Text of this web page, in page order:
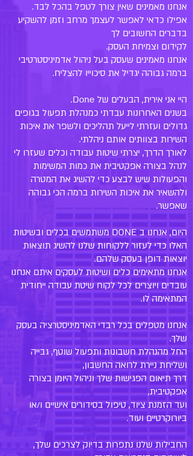
אנחנו מאמינים שאין צורך לטפל בהכל לבד.
אפילו כדאי לאפשר לעצמך מרחב וזמן להשקיע
בדברים החשובים לך
לקידום וצמיחת העסק.
אנחנו מאמינים שעסק בעל ניהול אדמיניסטרטיבי
ברמה גבוהה יגדיל את סיכוייו להצליח.
היי אני אירית, הבעלים של Done.
בשנים האחרונות עבדתי כמנהלת תפעול בגופים
גדולים ועזרתי לייעל תהליכים ולשפר את איכות
השירות בצוותים אותם ניהלתי.
לאורך הדרך, יצרתי שיטות עבודה וכלים שעזרו לי
לנהל בצורה אפקטיבית את כמות המשימות
והפעולות שיש לבצע כדי להשיג את המטרה
ולהשאיר את איכות השירות ברמה הכי גבוהה
שאפשר.
היום, אנחנו ב DONE משתמשים בכלים ובשיטות
האלו כדי לעזור ללקוחות שלנו להשיג תוצאות
יוצאות דופן בעסק שלהם.
אנחנו מתאימים כלים ושיטות לעסקים איתם אנחנו
עובדים ויוצרים לכל לקוח שיטת עבודה ייחודית
המתאימה לו.
אנחנו מטפלים בכל רבדי האדמיניסטרציה בעסק
שלך.
החל מהנהלת חשבונות ותפעול שוטף, גבייה
ושליחת ניירת לרואה החשבון,
דרך תיאום הפגישות שלך וניהול היומן בצורה
אפקטיבית,
ועד הזמנת ציוד, טיפול בסידורים אישיים ו/או
ביורוקרטיים ועוד.
החבילות שלנו נתפרות בדיוק לצרכים שלך,